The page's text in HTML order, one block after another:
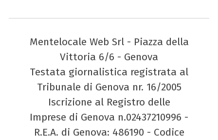
Mentelocale Web Srl - Piazza della
Vittoria 6/6 - Genova
Testata giornalistica registrata al
Tribunale di Genova nr. 16/2005
Iscrizione al Registro delle
Imprese di Genova n.02437210996 -
R.E.A. di Genova: 486190 - Codice